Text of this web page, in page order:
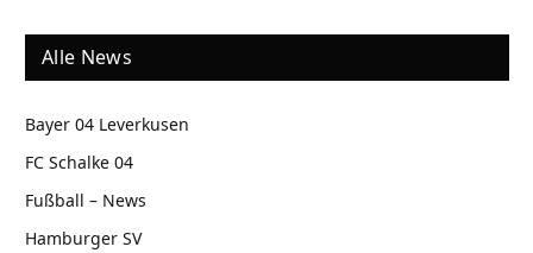
Alle News
Bayer 04 Leverkusen
FC Schalke 04
Fußball – News
Hamburger SV